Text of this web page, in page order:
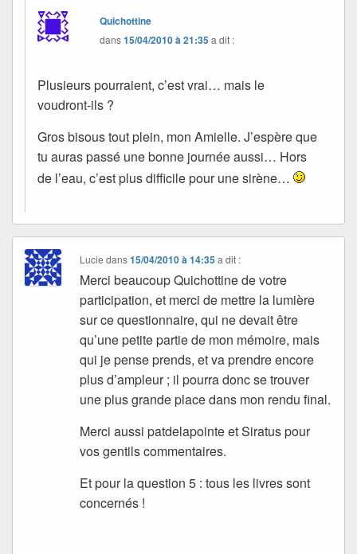
Quichottine
dans15/04/2010 à 21:35a dit :
Plusieurs pourraient, c’est vrai… mais le
voudront-ils ?
Gros bisous tout plein, mon Amielle. J’espère que
tu auras passé une bonne journée aussi… Hors
de l’eau, c’est plus difficile pour une sirène…
Lucie dans15/04/2010 à 14:35 a dit :
Merci beaucoup Quichottine de votre
participation, et merci de mettre la lumière
sur ce questionnaire, qui ne devait être
qu’une petite partie de mon mémoire, mais
qui je pense prends, et va prendre encore
plus d’ampleur ; il pourra donc se trouver
une plus grande place dans mon rendu final.
Merci aussi patdelapointe et Siratus pour
vos gentils commentaires.
Et pour la question 5 : tous les livres sont
concernés !